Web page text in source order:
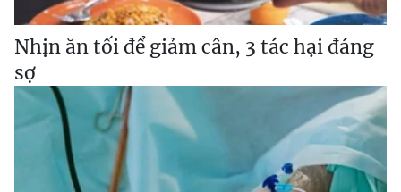
Nhịn ăn tối để giảm cân, 3 tác hại đáng
sợ